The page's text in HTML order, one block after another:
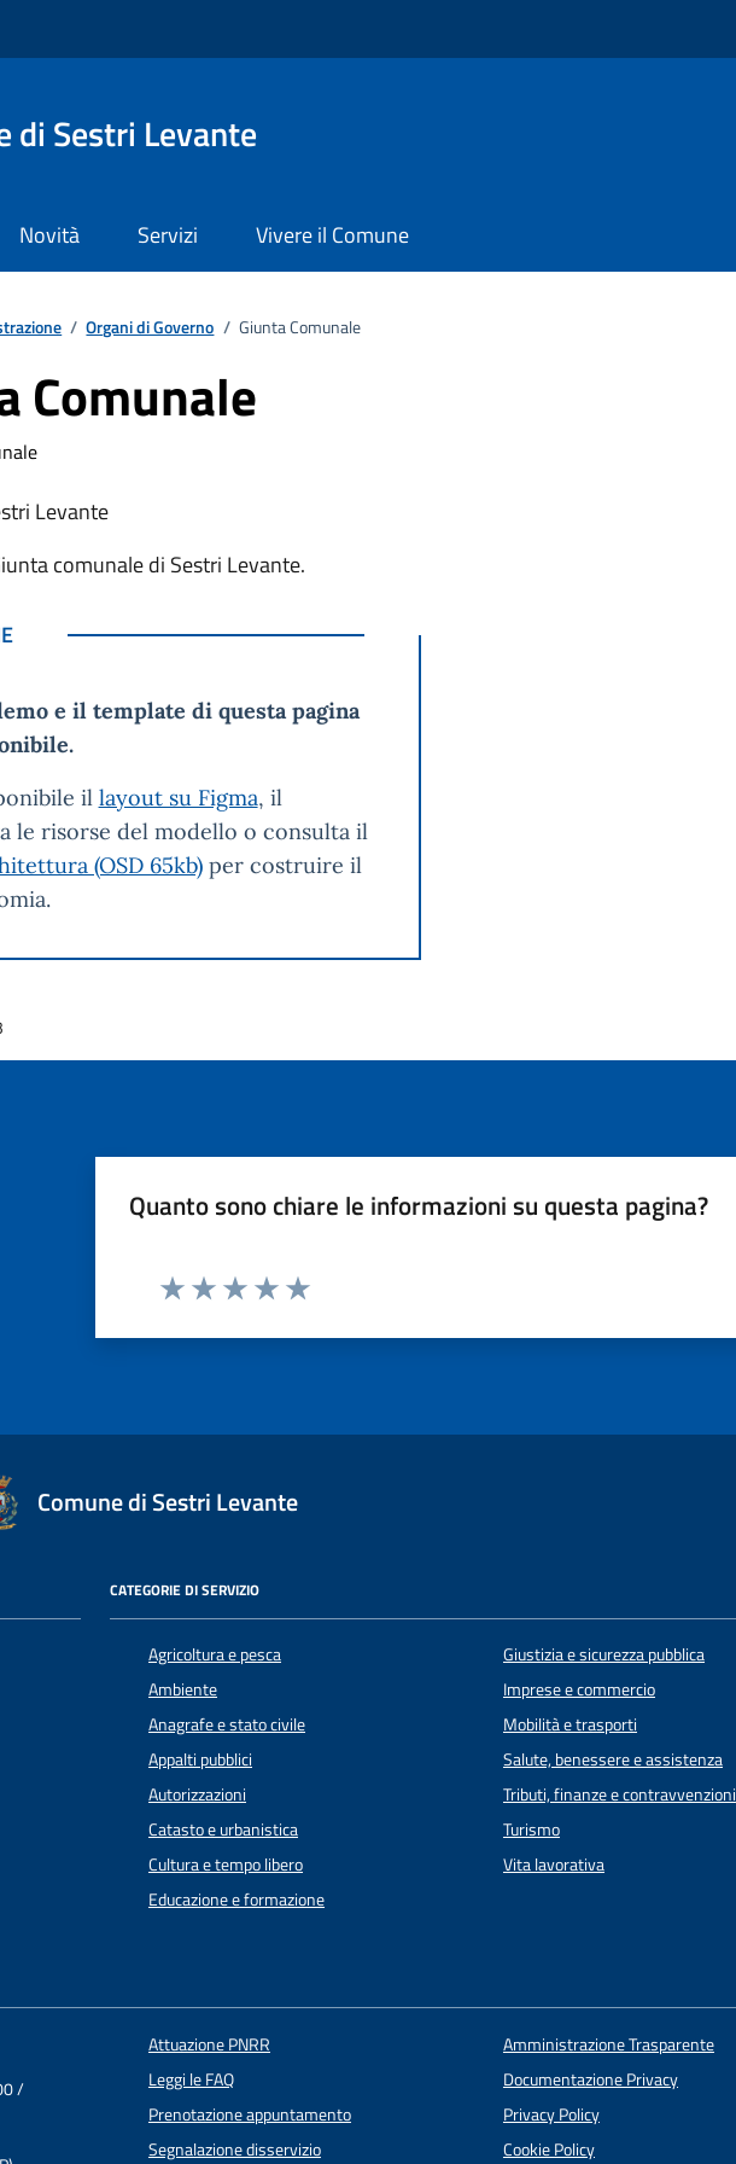
di Sestri Levante
Novità Servizi Vivere il Comune
/ Organi di Governo / Giunta Comunale
Comunale
Levante
comunale di Sestri Levante.
e il template di questa pagina
il layout su Figma, il
le risorse del modello o consulta il
(OSD 65kb)per costruire il
Quanto sono chiare le informazioni su questa pagina?
Comune di Sestri Levante
CATEGORIE DI SERVIZIO
Agricoltura e pesca
Ambiente
Anagrafe e stato civile
Appalti pubblici
Autorizzazioni
Catasto e urbanistica
Cultura e tempo libero
Educazione e formazione
Giustizia e sicurezza pubblica
Imprese e commercio
Mobilità e trasporti
Salute, benessere e assistenza
Tributi, finanze e contravvenzioni
Turismo
Vita lavorativa
/
Attuazione PNRR
Leggi le FAQ
Prenotazione appuntamento
Segnalazione disservizio
Amministrazione Trasparente
Documentazione Privacy
Privacy Policy
Cookie Policy